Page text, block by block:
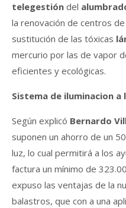
telegestión del
la renovación de centros
sustitución de las tóxicas
mercurio por las de vapor
eficientes y ecológicas.
Sistema de iluminacion a
Según explicó Bernardo
suponen un ahorro de un
luz, lo cual permitirá a los
factura un mínimo de
expuso las ventajas de la
balastros, que con a una